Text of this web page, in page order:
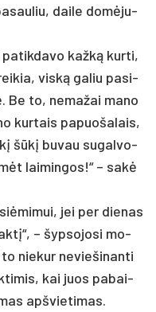
dai­le domė­ju­
kažką kur­ti,
viską ga­liu pa­si­
Be to, ne­ma­žai ma­no
kur­tais pa­puo­ša­lais,
šūkį bu­vau su­gal­vo­
lai­min­gos!“ – sakė
jei per die­nas
– šyp­so­jo­si mo­
nie­kur ne­vie­ši­nan­ti
kai juos pa­bai­
ap­švie­ti­mas.